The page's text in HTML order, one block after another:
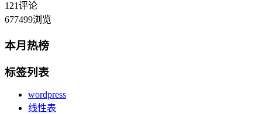
121评论
677499浏览
本月热榜
标签列表
wordpress
线性表